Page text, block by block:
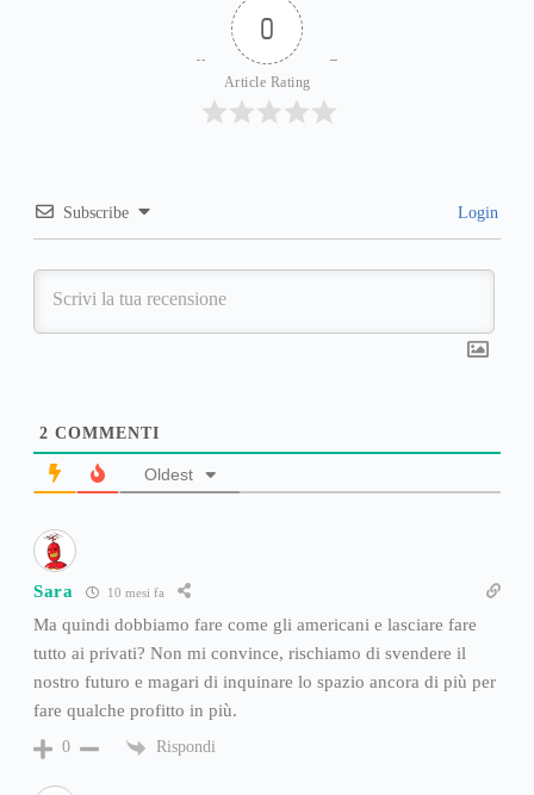
0
Article Rating
Subscribe Login
2 COMMENTI
Oldest
Sara 10 mesi fa
Ma quindi dobbiamo fare come gli americani e lasciare fare
tutto ai privati? Non mi convince, rischiamo di svendere il
nostro futuro e magari di inquinare lo spazio ancora di più per
fare qualche profitto in più.
0 Rispondi